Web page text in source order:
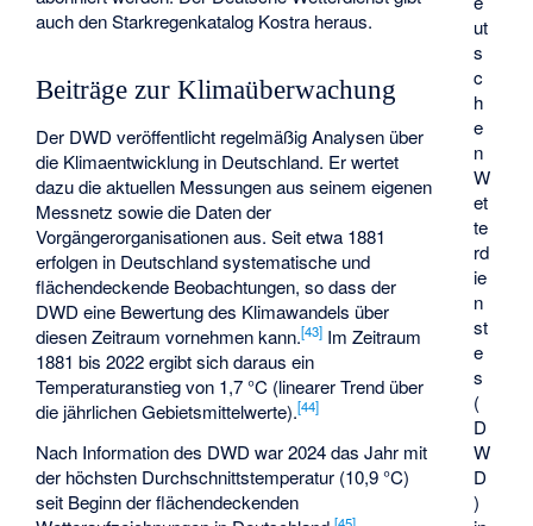
ut
s
c
h
e
n
W
et
te
rd
ie
n
st
e
s
(
D
W
D
)
auch den Starkregenkatalog Kostra heraus.
Beiträge zur Klimaüberwachung
Der DWD veröffentlicht regelmäßig Analysen über
die Klimaentwicklung in Deutschland. Er wertet
dazu die aktuellen Messungen aus seinem eigenen
Messnetz sowie die Daten der
Vorgängerorganisationen aus. Seit etwa 1881
erfolgen in Deutschland systematische und
flächendeckende Beobachtungen, so dass der
DWD eine Bewertung des Klimawandels über
diesen Zeitraum vornehmen kann.[43] Im Zeitraum
1881 bis 2022 ergibt sich daraus ein
Temperaturanstieg von 1,7 °C (linearer Trend über
die jährlichen Gebietsmittelwerte).[44]
Nach Information des DWD war 2024 das Jahr mit
der höchsten Durchschnittstemperatur (10,9 °C)
seit Beginn der flächendeckenden
[45]